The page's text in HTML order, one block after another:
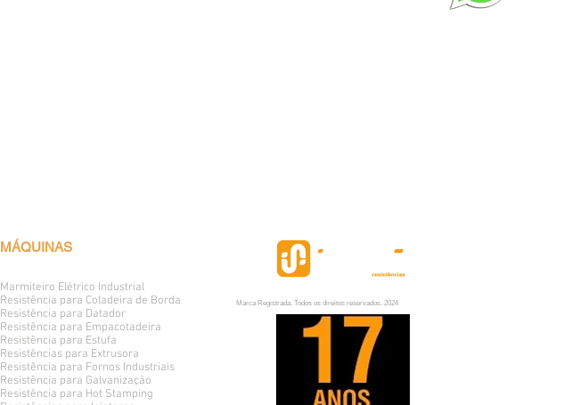
MÁQUINAS
Marmiteiro Elétrico Industrial
Resistência para Coladeira de Borda
Resistência para Datador
Resistência para Empacotadeira
Resistência para Estufa
Resistências para Extrusora
Resistência para Fornos Industriais
Resistência para Galvanização
Resistência para Hot Stamping
Marca Registrada. Todos os direitos reservados. 2024